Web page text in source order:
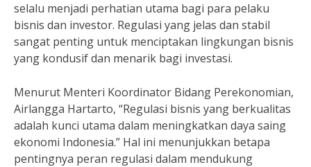
selalu menjadi perhatian utama bagi para pelaku
bisnis dan investor. Regulasi yang jelas dan stabil
sangat penting untuk menciptakan lingkungan bisnis
yang kondusif dan menarik bagi investasi.
Menurut Menteri Koordinator Bidang Perekonomian,
Airlangga Hartarto, “Regulasi bisnis yang berkualitas
adalah kunci utama dalam meningkatkan daya saing
ekonomi Indonesia.” Hal ini menunjukkan betapa
pentingnya peran regulasi dalam mendukung